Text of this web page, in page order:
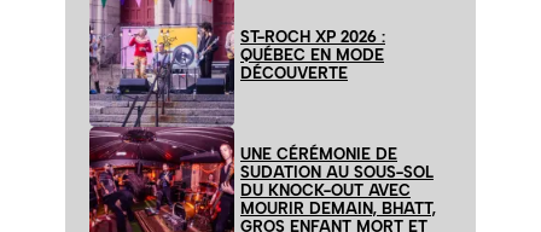
ST-ROCH XP 2026 :
QUÉBEC EN MODE
DÉCOUVERTE
UNE CÉRÉMONIE DE
SUDATION AU SOUS-SOL
DU KNOCK-OUT AVEC
MOURIR DEMAIN, BHATT,
GROS ENFANT MORT ET